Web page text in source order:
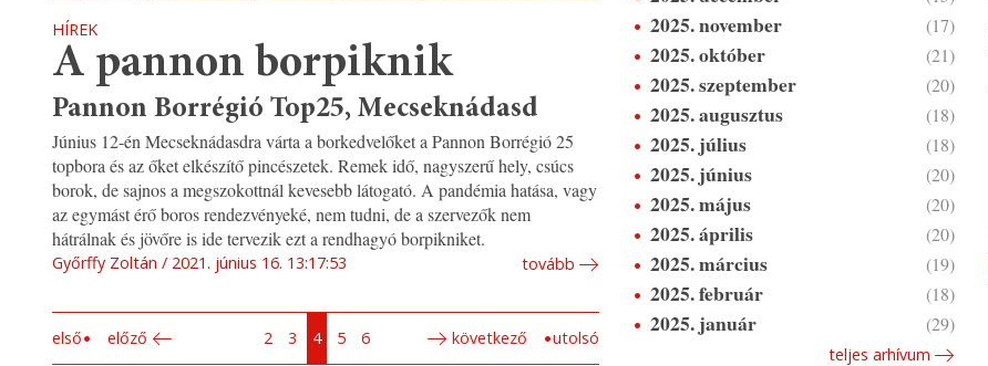
HÍREK
A pannon borpiknik
Pannon Borrégió Top25, Mecseknádasd
Június 12-én Mecseknádasdra várta a borkedvelőket a Pannon Borrégió 25
topbora és az őket elkészítő pincészetek. Remek idő, nagyszerű hely, csúcs
borok, de sajnos a megszokottnál kevesebb látogató. A pandémia hatása, vagy
az egymást érő boros rendezvényeké, nem tudni, de a szervezők nem
hátrálnak és jövőre is ide tervezik ezt a rendhagyó borpikniket.
Győrffy Zoltán 2021. június 16. 13:17:53 tovább
első előző 2 3 4 5 6 következő utolsó
2025. november (17)
2025. október (21)
2025. szeptember (20)
2025. augusztus (18)
2025. július (18)
2025. június (20)
2025. május (20)
2025. április (20)
2025. március (19)
2025. február (18)
2025. január (29)
teljes arhívum